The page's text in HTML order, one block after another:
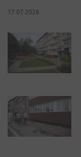
17.07.2026